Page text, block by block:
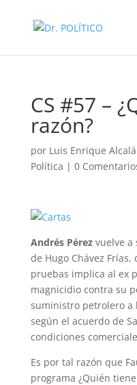
CS #57 –
razón?
por Luis Enrique Alcalá
Política | 0
Andrés Pérezvuelve a
de Hugo Chávez
pruebas implica al ex
magnicidio contra su
suministro petrolero a
según el acuerdo de
condiciones
Es por tal razón que
programa ¿Quién